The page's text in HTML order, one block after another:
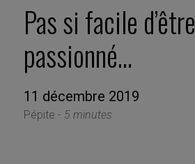
Pas si facile d’être
passionné…
11 décembre 2019
Pépite - 5 minutes